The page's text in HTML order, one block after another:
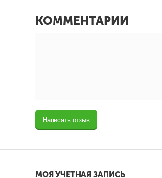
КОММЕНТАРИИ
Написать отзыв
МОЯ УЧЕТНАЯ ЗАПИСЬ